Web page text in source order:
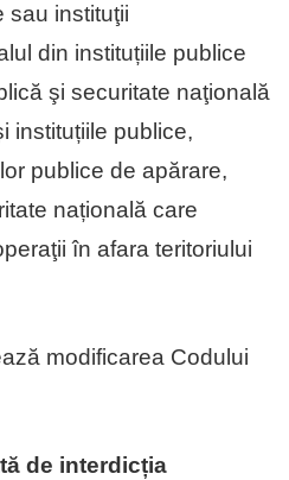
sau instituţii
din instituțiile publice
şi securitate naţională
instituțiile publice,
publice de apărare,
națională care
în afara teritoriului
modificarea Codului
de interdicția